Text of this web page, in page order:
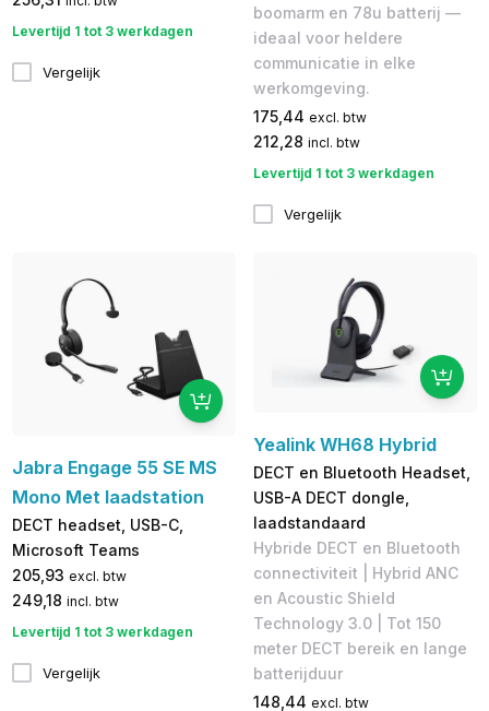
Levertijd 1 tot 3 werkdagen
Vergelijk
boomarm en 78u batterij —
ideaal voor heldere
communicatie in elke
werkomgeving.
175,44 excl. btw
212,28 incl. btw
Levertijd 1 tot 3 werkdagen
Vergelijk
Jabra Engage 55 SE MS
Mono Met laadstation
DECT headset, USB-C,
Microsoft Teams
205,93 excl. btw
249,18 incl. btw
Levertijd 1 tot 3 werkdagen
Vergelijk
Yealink WH68 Hybrid
DECT en Bluetooth Headset,
USB-A DECT dongle,
laadstandaard
Hybride DECT en Bluetooth
connectiviteit | Hybrid ANC
en Acoustic Shield
Technology 3.0 | Tot 150
meter DECT bereik en lange
batterijduur
148,44 excl. btw